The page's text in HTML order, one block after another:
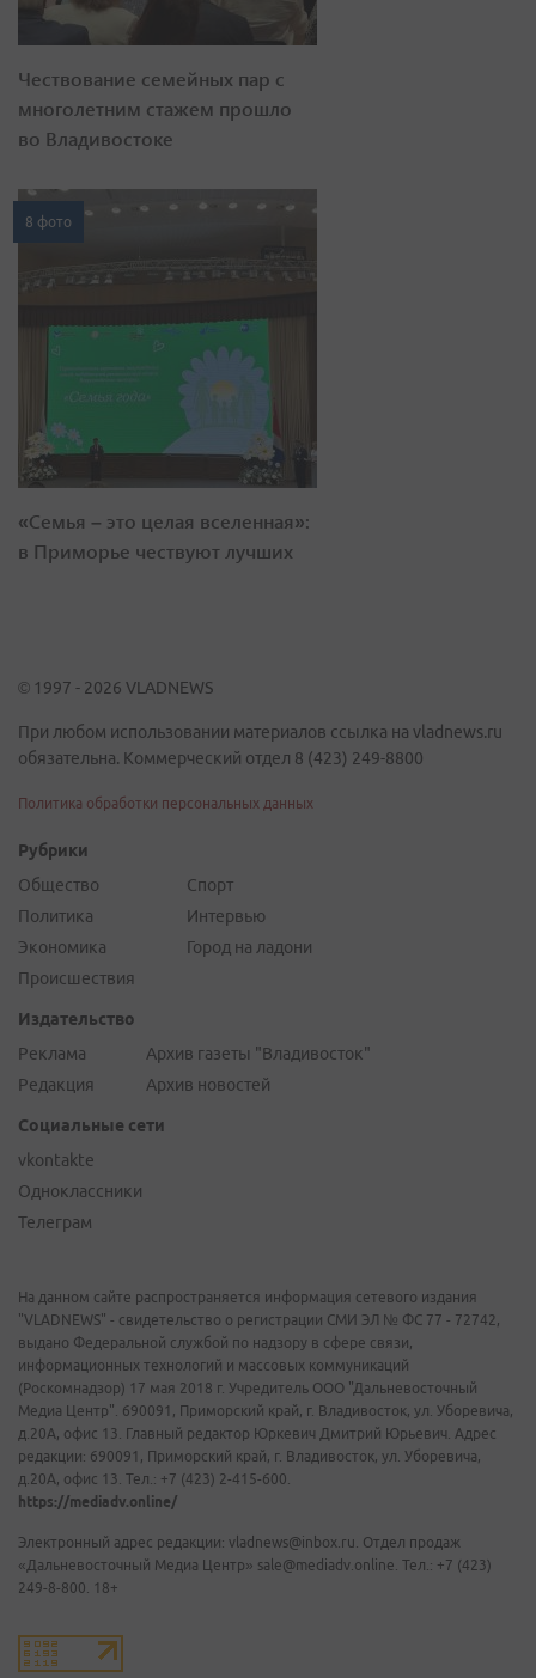
Чествование семейных пар с
многолетним стажем прошло
во Владивостоке
8 фото
«Семья – это целая вселенная»:
в Приморье чествуют лучших
© 1997 - 2026 VLADNEWS
При любом использовании материалов ссылка на vladnews.ru
обязательна. Коммерческий отдел 8 (423) 249-8800
Политика обработки персональных данных
Рубрики
Общество
Политика
Экономика
Происшествия
Спорт
Интервью
Город на ладони
Издательство
Реклама
Редакция
Архив газеты "Владивосток"
Архив новостей
Социальные сети
vkontakte
Одноклассники
Телеграм
На данном сайте распространяется информация сетевого издания
"VLADNEWS" - свидетельство о регистрации СМИ ЭЛ № ФС 77 - 72742,
выдано Федеральной службой по надзору в сфере связи,
информационных технологий и массовых коммуникаций
(Роскомнадзор) 17 мая 2018 г. Учредитель ООО "Дальневосточный
Медиа Центр". 690091, Приморский край, г. Владивосток, ул. Уборевича,
д.20А, офис 13. Главный редактор Юркевич Дмитрий Юрьевич. Адрес
редакции: 690091, Приморский край, г. Владивосток, ул. Уборевича,
д.20А, офис 13. Тел.: +7 (423) 2-415-600.
https://mediadv.online/
Электронный адрес редакции: vladnews@inbox.ru. Отдел продаж
«Дальневосточный Медиа Центр» sale@mediadv.online. Тел.: +7 (423)
249-8-800. 18+